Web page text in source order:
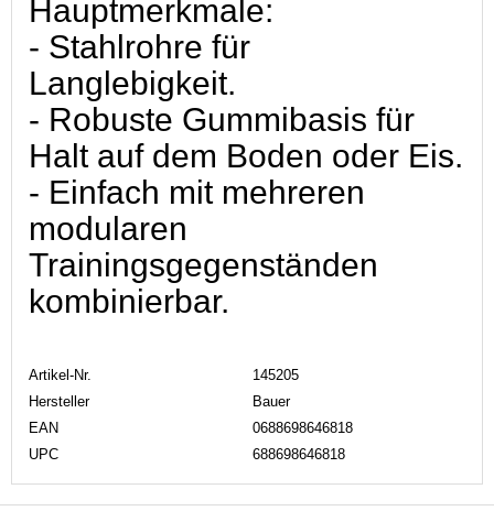
Hauptmerkmale:
- Stahlrohre für
Langlebigkeit.
- Robuste Gummibasis für
Halt auf dem Boden oder Eis.
- Einfach mit mehreren
modularen
Trainingsgegenständen
kombinierbar.
Artikel-Nr.
145205
Hersteller
Bauer
EAN
0688698646818
UPC
688698646818